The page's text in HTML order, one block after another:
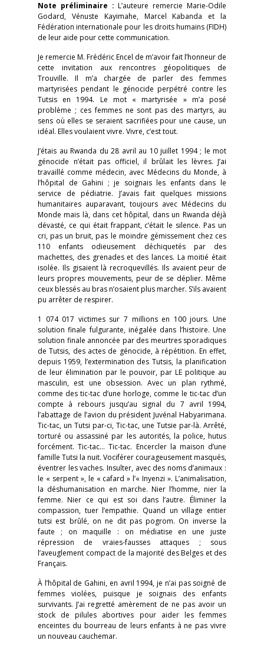
Note préliminaire : L’auteure remercie Marie-Odile
Godard, Vénuste Kayimahe, Marcel Kabanda et la
Fédération internationale pour les droits humains (FIDH)
de leur aide pour cette communication.
Je remercie M. Frédéric Encel de m’avoir fait l’honneur de
cette invitation aux rencontres géopolitiques de
Trouville. Il m’a chargée de parler des femmes
martyrisées pendant le génocide perpétré contre les
Tutsis en 1994. Le mot « martyrisée » m’a posé
problème ; ces femmes ne sont pas des martyrs, au
sens où elles se seraient sacrifiées pour une cause, un
idéal. Elles voulaient vivre. Vivre, c’est tout.
J’étais au Rwanda du 28 avril au 10 juillet 1994 ; le mot
génocide n’était pas officiel, il brûlait les lèvres. J’ai
travaillé comme médecin, avec Médecins du Monde, à
l’hôpital de Gahini ; je soignais les enfants dans le
service de pédiatrie. J’avais fait quelques missions
humanitaires auparavant, toujours avec Médecins du
Monde mais là, dans cet hôpital, dans un Rwanda déjà
dévasté, ce qui était frappant, c’était le silence. Pas un
cri, pas un bruit, pas le moindre gémissement chez ces
110 enfants odieusement déchiquetés par des
machettes, des grenades et des lances. La moitié était
isolée. Ils gisaient là recroquevillés. Ils avaient peur de
leurs propres mouvements, peur de se déplier. Même
ceux blessés au bras n’osaient plus marcher. S’ils avaient
pu arrêter de respirer.
1 074 017 victimes sur 7 millions en 100 jours. Une
solution finale fulgurante, inégalée dans l’histoire. Une
solution finale annoncée par des meurtres sporadiques
de Tutsis, des actes de génocide, à répétition. En effet,
depuis 1959, l’extermination des Tutsis, la planification
de leur élimination par le pouvoir, par LE politique au
masculin, est une obsession. Avec un plan rythmé,
comme des tic-tac d’une horloge, comme le tic-tac d’un
compte à rebours jusqu’au signal du 7 avril 1994,
l’abattage de l’avion du président Juvénal Habyarimana.
Tic-tac, un Tutsi par-ci, Tic-tac, une Tutsie par-là. Arrêté,
torturé ou assassiné par les autorités, la police, hutus
forcément. Tic-tac… Tic-tac. Encercler la maison d’une
famille Tutsi la nuit. Vociférer courageusement masqués,
éventrer les vaches. Insulter, avec des noms d’animaux :
le « serpent », le « cafard » l’« Inyenzi ». L’animalisation,
la déshumanisation en marche. Nier l’homme, nier la
femme. Nier ce qui est soi dans l’autre. Éliminer la
compassion, tuer l’empathie. Quand un village entier
tutsi est brûlé, on ne dit pas pogrom. On inverse la
faute ; on maquille : on médiatise en une juste
répression de vraies-fausses attaques ; sous
l’aveuglement compact de la majorité des Belges et des
Français.
À l’hôpital de Gahini, en avril 1994, je n’ai pas soigné de
femmes violées, puisque je soignais des enfants
survivants. J’ai regretté amèrement de ne pas avoir un
stock de pilules abortives pour aider les femmes
enceintes du bourreau de leurs enfants à ne pas vivre
un nouveau cauchemar.